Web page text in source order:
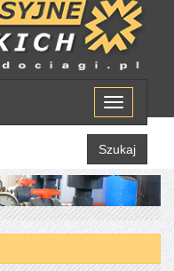
Menu
Szukaj